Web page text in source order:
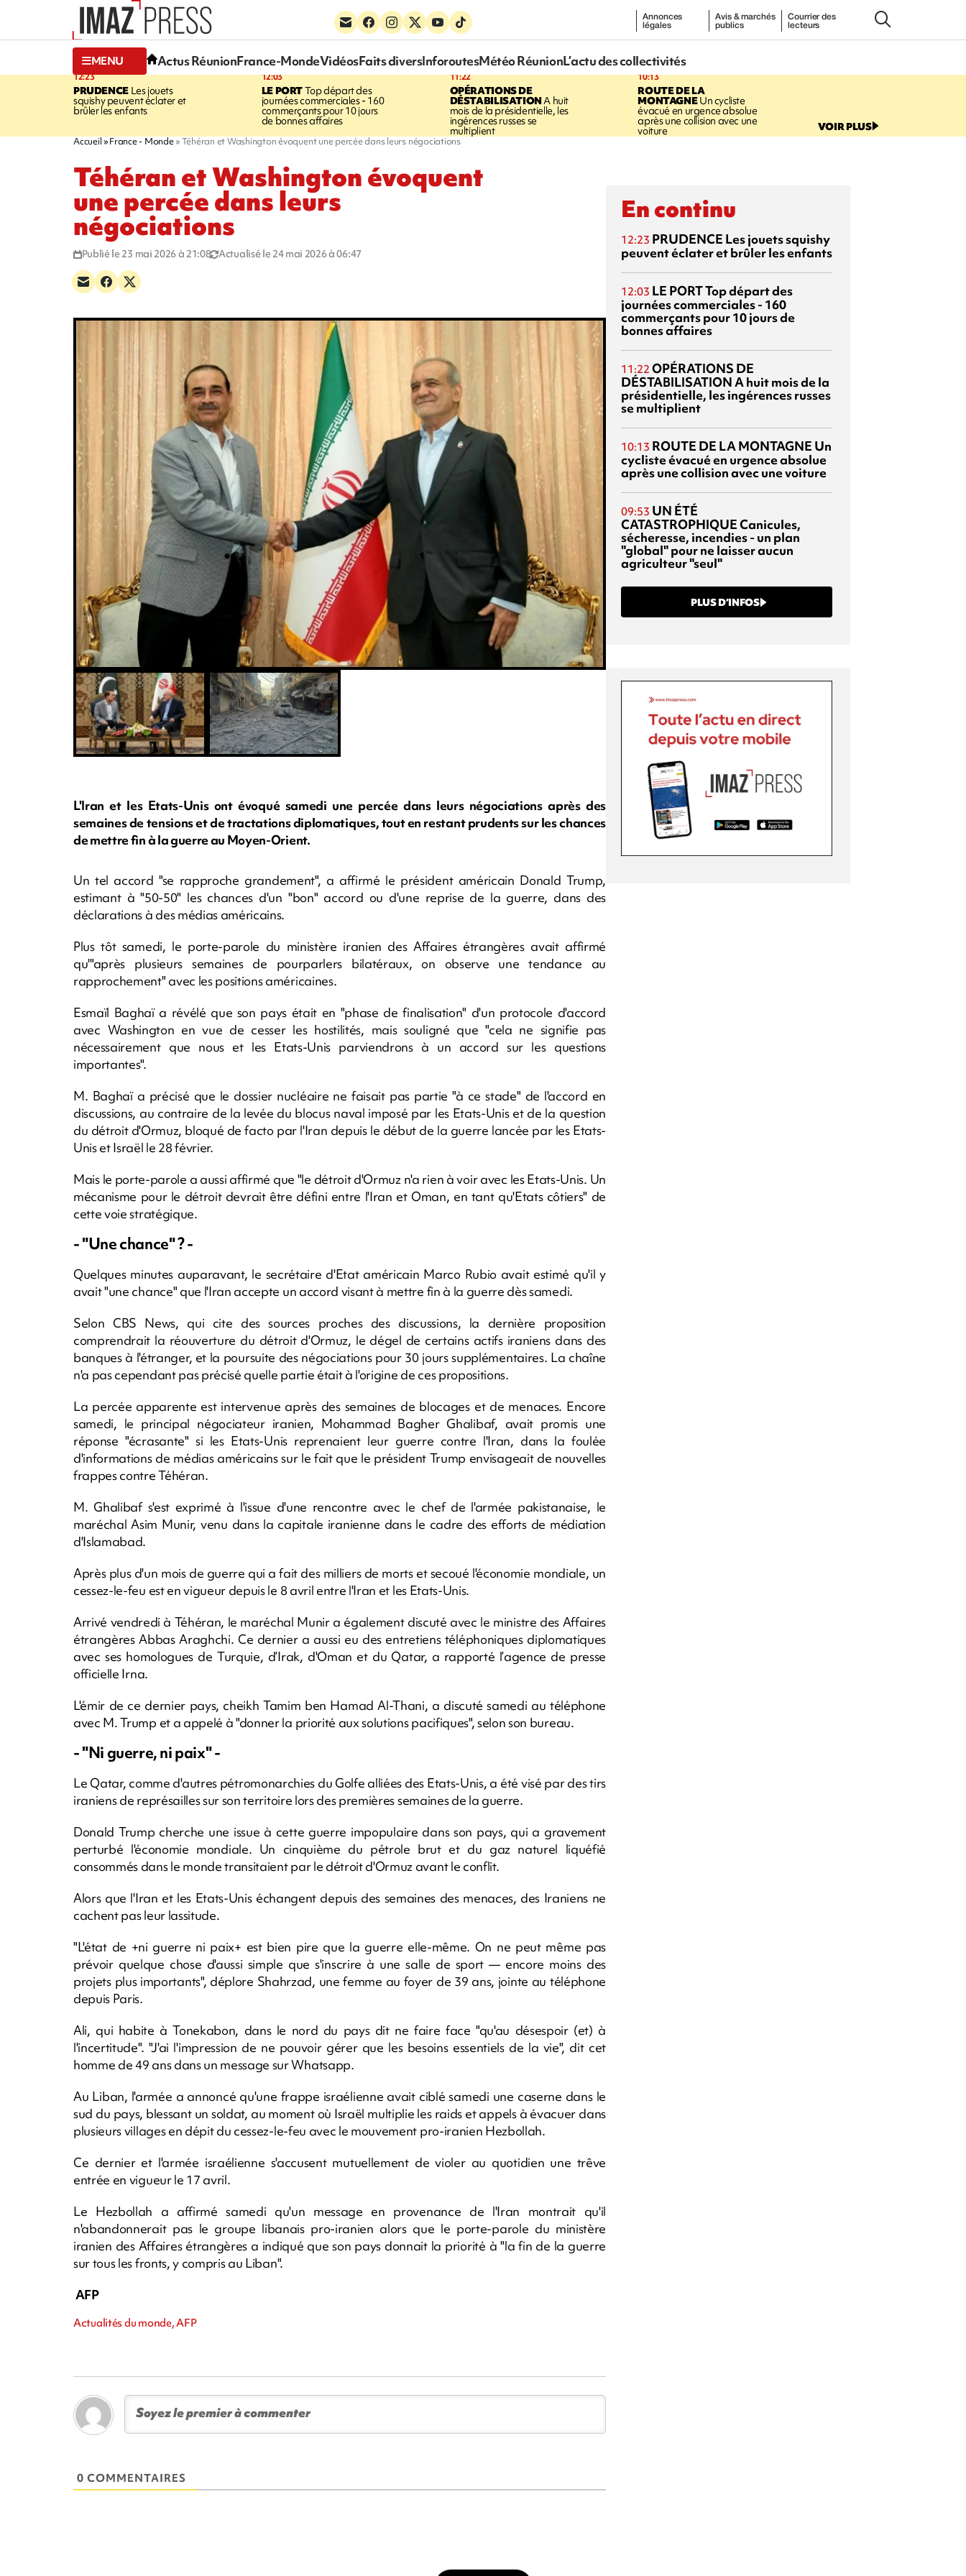
Annonces
légales
Avis & marchés
publics
Courrier des
lecteurs
MENU Actus RéunionFrance-MondeVidéosFaits diversInforoutesMétéo RéunionL’actu des collectivités
12:23
PRUDENCELes jouets
squishy peuvent éclater et
brûler les enfants
12:03
LE PORTTop départ des
journées commerciales - 160
commerçants pour 10 jours
de bonnes affaires
11:22
OPÉRATIONS DE
DÉSTABILISATIONA huit
mois de la présidentielle, les
ingérences russes se
multiplient
10:13
ROUTE DE LA
MONTAGNEUn cycliste
évacué en urgence absolue
après une collision avec une
voiture VOIR PLUS
Accueil France - Monde Téhéran et Washington évoquent une percée dans leurs négociations
Téhéran et Washington évoquent
une percée dans leurs
négociations
Publié le 23 mai 2026 à 21:08 Actualisé le 24 mai 2026 à 06:47
L'Iran et les Etats-Unis ont évoqué samedi une percée dans leurs négociations après des
semaines de tensions et de tractations diplomatiques, tout en restant prudents sur les chances
de mettre fin à la guerre au Moyen-Orient.
Un tel accord "se rapproche grandement", a affirmé le président américain Donald Trump,
estimant à "50-50" les chances d'un "bon" accord ou d'une reprise de la guerre, dans des
déclarations à des médias américains.
Plus tôt samedi, le porte-parole du ministère iranien des Affaires étrangères avait affirmé
qu'"après plusieurs semaines de pourparlers bilatéraux, on observe une tendance au
rapprochement" avec les positions américaines.
Esmaïl Baghaï a révélé que son pays était en "phase de finalisation" d'un protocole d'accord
avec Washington en vue de cesser les hostilités, mais souligné que "cela ne signifie pas
nécessairement que nous et les Etats-Unis parviendrons à un accord sur les questions
importantes".
M. Baghaï a précisé que le dossier nucléaire ne faisait pas partie "à ce stade" de l'accord en
discussions, au contraire de la levée du blocus naval imposé par les Etats-Unis et de la question
du détroit d'Ormuz, bloqué de facto par l'Iran depuis le début de la guerre lancée par les Etats-
Unis et Israël le 28 février.
Mais le porte-parole a aussi affirmé que "le détroit d'Ormuz n'a rien à voir avec les Etats-Unis. Un
mécanisme pour le détroit devrait être défini entre l'Iran et Oman, en tant qu'Etats côtiers" de
cette voie stratégique.
- "Une chance" ? -
Quelques minutes auparavant, le secrétaire d'Etat américain Marco Rubio avait estimé qu'il y
avait "une chance" que l'Iran accepte un accord visant à mettre fin à la guerre dès samedi.
Selon CBS News, qui cite des sources proches des discussions, la dernière proposition
comprendrait la réouverture du détroit d'Ormuz, le dégel de certains actifs iraniens dans des
banques à l'étranger, et la poursuite des négociations pour 30 jours supplémentaires. La chaîne
n'a pas cependant pas précisé quelle partie était à l'origine de ces propositions.
La percée apparente est intervenue après des semaines de blocages et de menaces. Encore
samedi, le principal négociateur iranien, Mohammad Bagher Ghalibaf, avait promis une
réponse "écrasante" si les Etats-Unis reprenaient leur guerre contre l'Iran, dans la foulée
d'informations de médias américains sur le fait que le président Trump envisageait de nouvelles
frappes contre Téhéran.
M. Ghalibaf s'est exprimé à l'issue d'une rencontre avec le chef de l'armée pakistanaise, le
maréchal Asim Munir, venu dans la capitale iranienne dans le cadre des efforts de médiation
d'Islamabad.
Après plus d'un mois de guerre qui a fait des milliers de morts et secoué l'économie mondiale, un
cessez-le-feu est en vigueur depuis le 8 avril entre l'Iran et les Etats-Unis.
Arrivé vendredi à Téhéran, le maréchal Munir a également discuté avec le ministre des Affaires
étrangères Abbas Araghchi. Ce dernier a aussi eu des entretiens téléphoniques diplomatiques
avec ses homologues de Turquie, d’Irak, d'Oman et du Qatar, a rapporté l’agence de presse
officielle Irna.
L'émir de ce dernier pays, cheikh Tamim ben Hamad Al-Thani, a discuté samedi au téléphone
avec M. Trump et a appelé à "donner la priorité aux solutions pacifiques", selon son bureau.
- "Ni guerre, ni paix" -
Le Qatar, comme d'autres pétromonarchies du Golfe alliées des Etats-Unis, a été visé par des tirs
iraniens de représailles sur son territoire lors des premières semaines de la guerre.
Donald Trump cherche une issue à cette guerre impopulaire dans son pays, qui a gravement
perturbé l'économie mondiale. Un cinquième du pétrole brut et du gaz naturel liquéfié
consommés dans le monde transitaient par le détroit d'Ormuz avant le conflit.
Alors que l'Iran et les Etats-Unis échangent depuis des semaines des menaces, des Iraniens ne
cachent pas leur lassitude.
"L'état de +ni guerre ni paix+ est bien pire que la guerre elle-même. On ne peut même pas
prévoir quelque chose d'aussi simple que s'inscrire à une salle de sport — encore moins des
projets plus importants", déplore Shahrzad, une femme au foyer de 39 ans, jointe au téléphone
depuis Paris.
Ali, qui habite à Tonekabon, dans le nord du pays dit ne faire face "qu'au désespoir (et) à
l'incertitude". "J'ai l'impression de ne pouvoir gérer que les besoins essentiels de la vie", dit cet
homme de 49 ans dans un message sur Whatsapp.
Au Liban, l'armée a annoncé qu'une frappe israélienne avait ciblé samedi une caserne dans le
sud du pays, blessant un soldat, au moment où Israël multiplie les raids et appels à évacuer dans
plusieurs villages en dépit du cessez-le-feu avec le mouvement pro-iranien Hezbollah.
Ce dernier et l'armée israélienne s'accusent mutuellement de violer au quotidien une trêve
entrée en vigueur le 17 avril.
Le Hezbollah a affirmé samedi qu'un message en provenance de l'Iran montrait qu'il
n'abandonnerait pas le groupe libanais pro-iranien alors que le porte-parole du ministère
iranien des Affaires étrangères a indiqué que son pays donnait la priorité à "la fin de la guerre
sur tous les fronts, y compris au Liban".
AFP
Actualités du monde, AFP
0 COMMENTAIRES
En continu
12:23 PRUDENCE Les jouets squishy
peuvent éclater et brûler les enfants
12:03 LE PORTTop départ des
journées commerciales - 160
commerçants pour 10 jours de
bonnes affaires
11:22 OPÉRATIONS DE
DÉSTABILISATIONA huit mois de la
présidentielle, les ingérences russes
se multiplient
10:13 ROUTE DE LA MONTAGNE Un
cycliste évacué en urgence absolue
après une collision avec une voiture
09:53 UN ÉTÉ
CATASTROPHIQUECanicules,
sécheresse, incendies - un plan
"global" pour ne laisser aucun
agriculteur "seul"
PLUS D’INFOS